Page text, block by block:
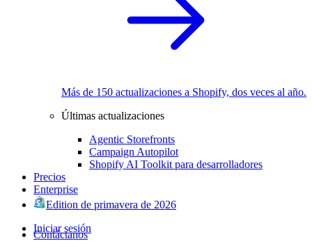
Más de 150 actualizaciones a Shopify, dos veces al año.
Últimas actualizaciones
Agentic Storefronts
Campaign Autopilot
Shopify AI Toolkit para desarrolladores
Precios
Enterprise
Edition de primavera de 2026
Iniciar sesión
Contáctanos